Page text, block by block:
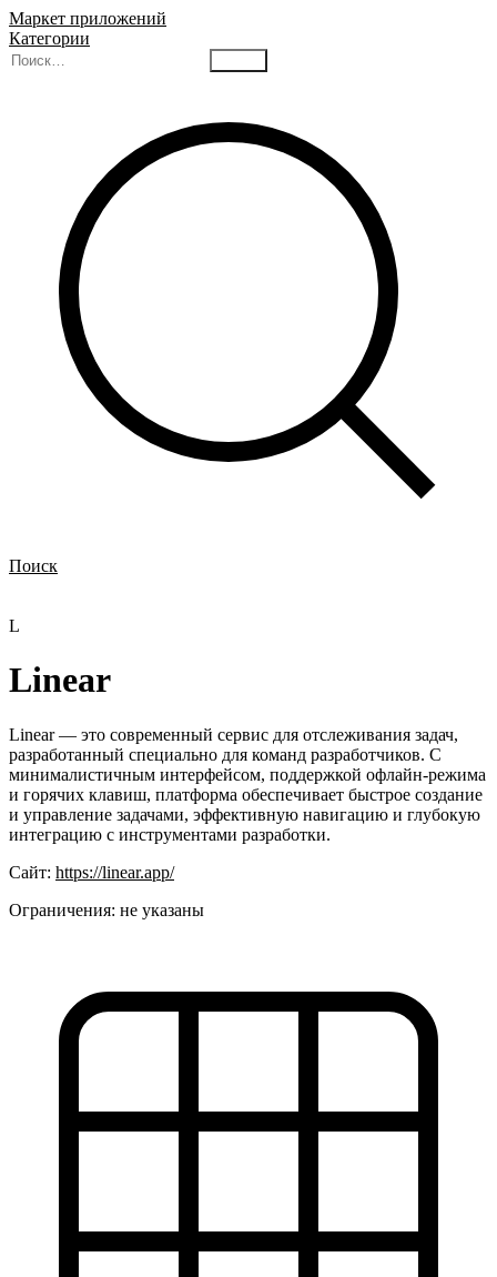
Маркет приложений
Категории
Поиск
L
Linear
Linear — это современный сервис для отслеживания задач,
разработанный специально для команд разработчиков. С
минималистичным интерфейсом, поддержкой офлайн-режима
и горячих клавиш, платформа обеспечивает быстрое создание
и управление задачами, эффективную навигацию и глубокую
интеграцию с инструментами разработки.
Сайт: https://linear.app/
Ограничения: не указаны